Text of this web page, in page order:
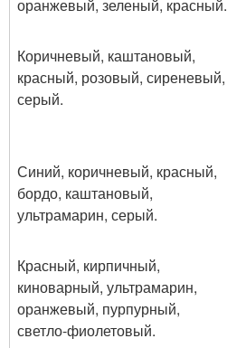
оранжевый, зеленый, красный.
Коричневый, каштановый,
красный, розовый, сиреневый,
серый.
Синий, коричневый, красный,
бордо, каштановый,
ультрамарин, серый.
Красный, кирпичный,
киноварный, ультрамарин,
оранжевый, пурпурный,
светло-фиолетовый.